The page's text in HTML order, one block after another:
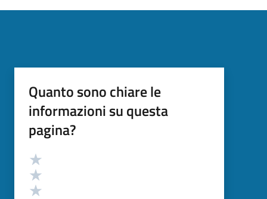
Quanto sono chiare le
informazioni su questa
pagina?
Valutazione